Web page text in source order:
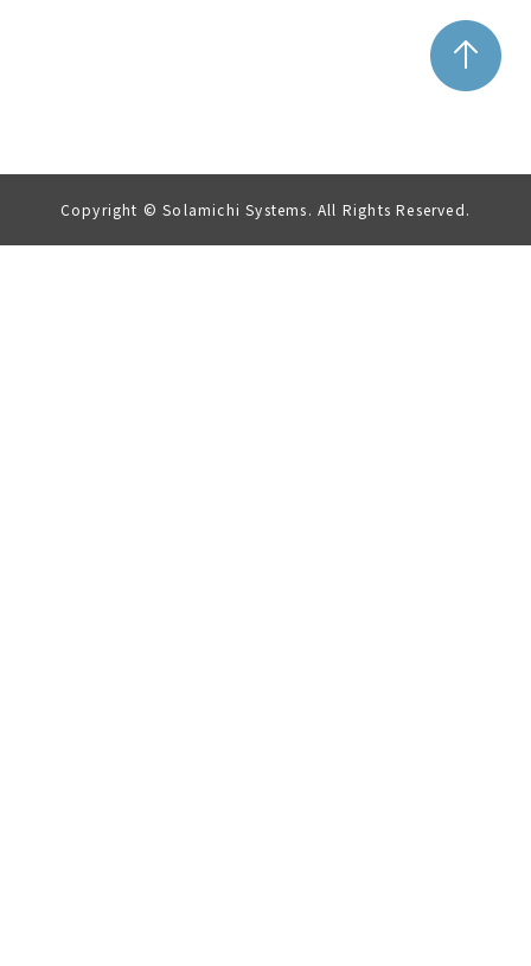
Copyright © Solamichi Systems. All Rights Reserved.